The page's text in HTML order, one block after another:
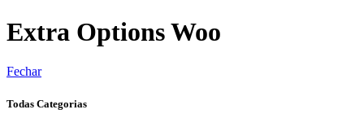
Extra Options Woo
Fechar
Todas Categorias